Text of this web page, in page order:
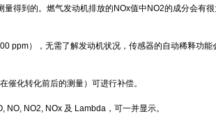
得到的。燃气发动机排放的NOx值中NO2的成分会有
ppm），无需了解发动机状况，传感器的自动稀释功
催化转化前后的测量）可进行补偿。
NO2, NOx 及 Lambda，可一并显示。